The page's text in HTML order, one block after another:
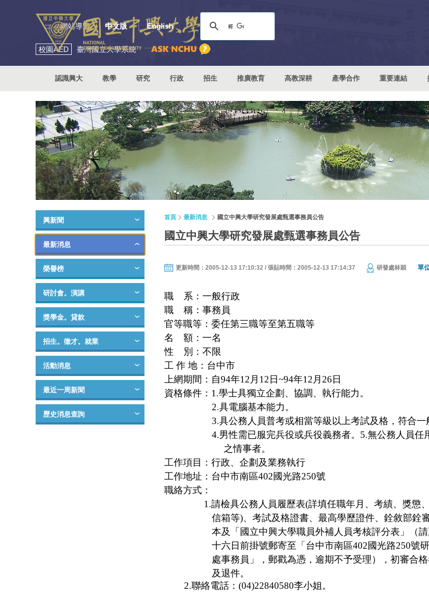
::: 網站導覽 中文版 English
校園AED 臺灣國立大學系統
認識興大 教學 研究 行政 招生 推廣教育 高教深耕 產學合作 重要連結
興新聞
最新消息
榮譽榜
研討會。演講
獎學金。貸款
招生。徵才。就業
活動消息
最近一周新聞
歷史消息查詢
首頁 最新消息 國立中興大學研究發展處甄選事務員公告
國立中興大學研究發展處甄選事務員公告
更新時間：2005-12-13 17:10:32 / 張貼時間：2005-12-13 17:14:37 研發處林穎 單
職
系：一般行政
職
稱：事務員
官等職等：委任第三職等至第五職等
名
額：一名
性
別：不限
工 作 地：台中市
上網期間：自94年12月12日~94年12月26日
資格條件： 1.學士具獨立企劃、協調、執行能力。
2.具電腦基本能力。
3.具公務人員普考或相當等級以上考試及格，符合一
4.男性需已服完兵役或兵役義務者。5.無公務人員任
之情事者。
工作項目：行政、企劃及業務執行
工作地址：台中市南區402國光路250號
職絡方式：
1.請檢具公務人員履歷表(詳填任職年月、考績、獎懲
信箱等)、考試及格證書、最高學歷證件、銓敘部銓
本及「國立中興大學職員外補人員考核評分表」（
十六日前掛號郵寄至「台中市南區402國光路250號
處事務員」，郵戳為憑，逾期不予受理），初審合
及退件。
2.聯絡電話：(04)22840580李小姐。